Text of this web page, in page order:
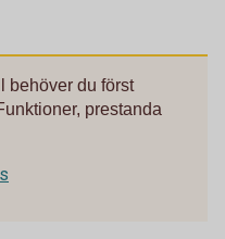
behöver du först
prestanda